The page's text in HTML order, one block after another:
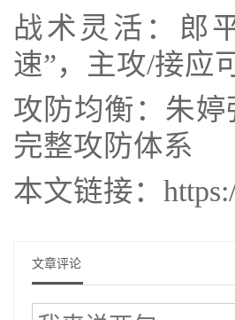
战术灵活：郎
速”，主攻/接应
攻防均衡：朱
完整攻防体系
本文链接：
文章评论